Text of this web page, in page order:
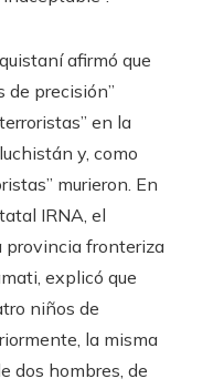
afirmó que
de precisión”
en la
y, como
murieron. En
IRNA, el
provincia fronteriza
explicó que
niños de
la misma
dos hombres, de